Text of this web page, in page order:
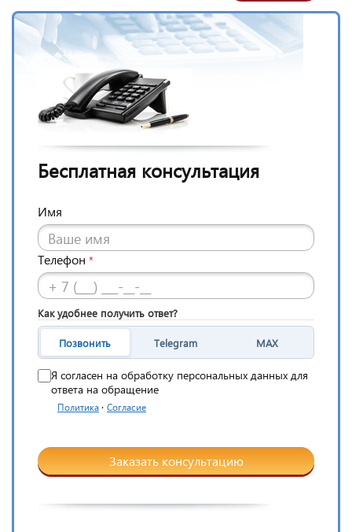
Бесплатная консультация
Имя
Телефон *
Как удобнее получить ответ?
Позвонить Telegram MAX
Я согласен на обработку персональных данных для
ответа на обращение
Политика · Согласие
Заказать консультацию